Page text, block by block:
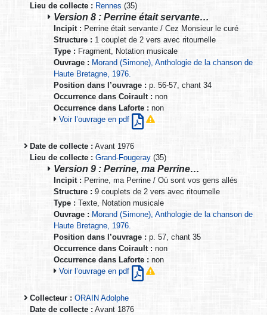
Lieu de collecte : Rennes (35)
Version 8 : Perrine était servante…
Incipit : Perrine était servante / Cez Monsieur le curé
Structure : 1 couplet de 2 vers avec ritournelle
Type : Fragment, Notation musicale
Ouvrage : Morand (Simone), Anthologie de la chanson de
Haute Bretagne, 1976.
Position dans l’ouvrage : p. 56-57, chant 34
Occurrence dans Coirault : non
Occurrence dans Laforte : non
Voir l’ouvrage en pdf
Date de collecte : Avant 1976
Lieu de collecte : Grand-Fougeray (35)
Version 9 : Perrine, ma Perrine…
Incipit : Perrine, ma Perrine / Où sont vos gens allés
Structure : 9 couplets de 2 vers avec ritournelle
Type : Texte, Notation musicale
Ouvrage : Morand (Simone), Anthologie de la chanson de
Haute Bretagne, 1976.
Position dans l’ouvrage : p. 57, chant 35
Occurrence dans Coirault : non
Occurrence dans Laforte : non
Voir l’ouvrage en pdf
Collecteur : ORAIN Adolphe
Date de collecte : Avant 1876